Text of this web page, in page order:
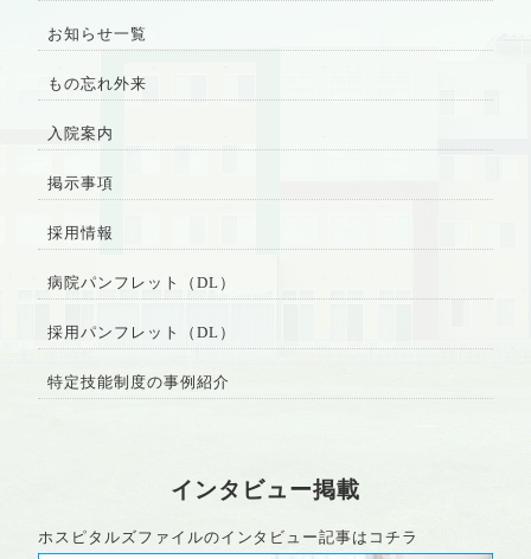
お知らせ一覧
もの忘れ外来
入院案内
掲示事項
採用情報
病院パンフレット（DL）
採用パンフレット（DL）
特定技能制度の事例紹介
インタビュー掲載
ホスピタルズファイルのインタビュー記事はコチラ